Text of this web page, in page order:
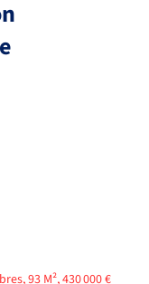
93 M², 430 000 €